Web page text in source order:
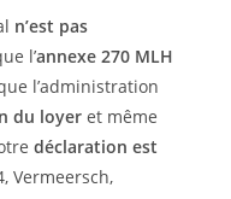
n’est pas
l’annexe 270 MLH
l’administration
du loyeret même
déclaration est
Vermeersch,